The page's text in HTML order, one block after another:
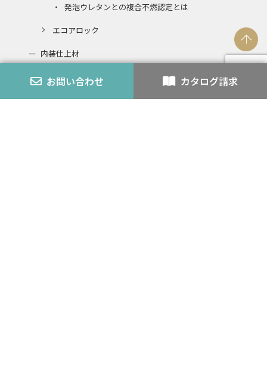
お問い合わせ カタログ請求
発泡ウレタンとの複合不燃認定とは
エコアロック
内装仕上材